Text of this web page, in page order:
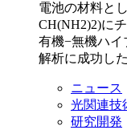
電池の材料と
CH(NH2)2)に
有機−無機ハイ
解析に成功し
ニュース
光関連技
研究開発